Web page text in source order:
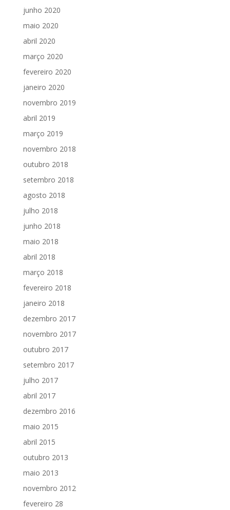
junho 2020
maio 2020
abril 2020
março 2020
fevereiro 2020
janeiro 2020
novembro 2019
abril 2019
março 2019
novembro 2018
outubro 2018
setembro 2018
agosto 2018
julho 2018
junho 2018
maio 2018
abril 2018
março 2018
fevereiro 2018
janeiro 2018
dezembro 2017
novembro 2017
outubro 2017
setembro 2017
julho 2017
abril 2017
dezembro 2016
maio 2015
abril 2015
outubro 2013
maio 2013
novembro 2012
fevereiro 28